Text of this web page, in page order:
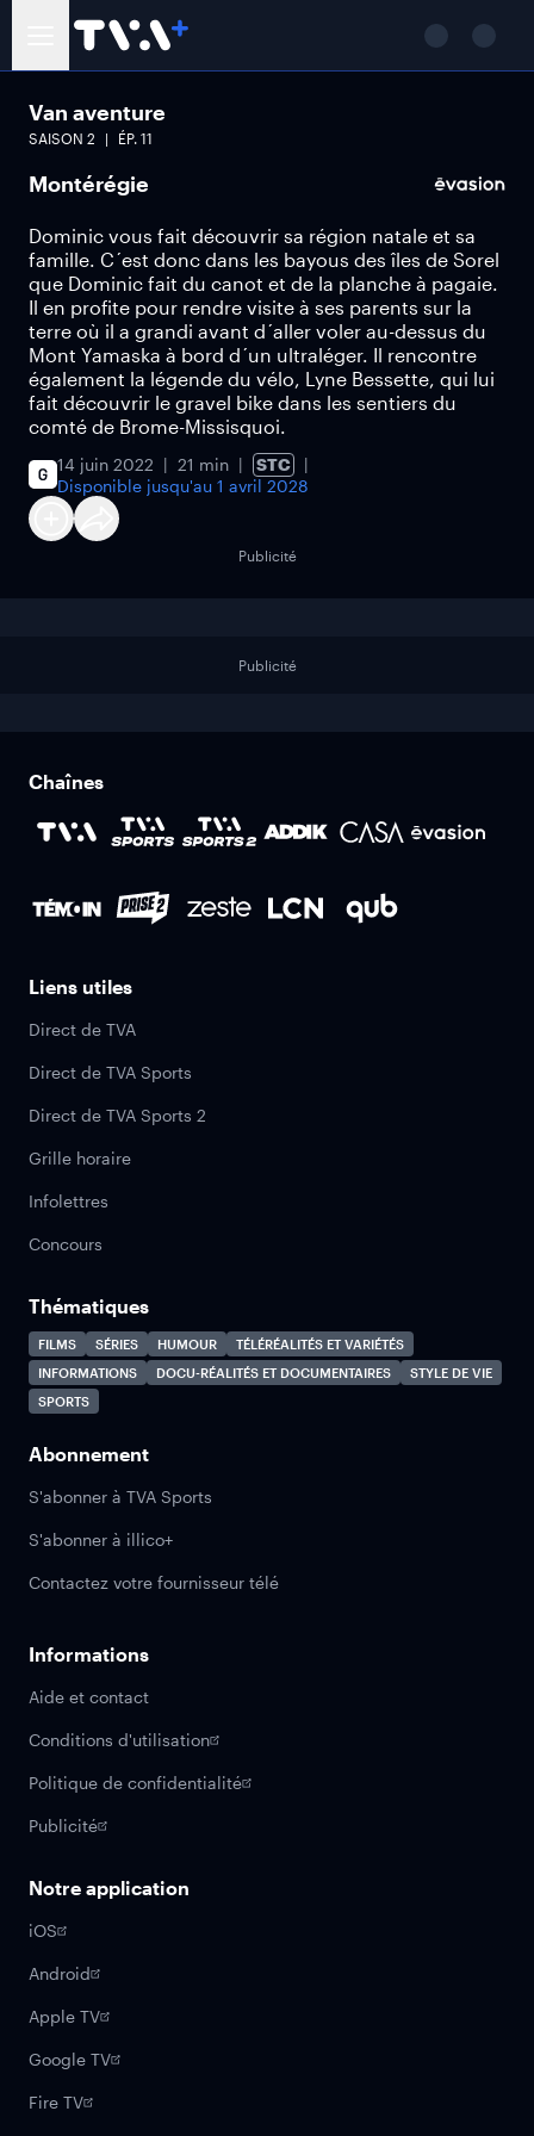
Van aventure
SAISON 2 ÉP. 11
Montérégie
Dominic vous fait découvrir sa région natale et sa
famille. C´est donc dans les bayous des îles de Sorel
que Dominic fait du canot et de la planche à pagaie.
Il en profite pour rendre visite à ses parents sur la
terre où il a grandi avant d´aller voler au-dessus du
Mont Yamaska à bord d´un ultraléger. Il rencontre
également la légende du vélo, Lyne Bessette, qui lui
fait découvrir le gravel bike dans les sentiers du
comté de Brome-Missisquoi.
14 juin 2022 21 min
STC
Disponible jusqu'au 1 avril 2028
Publicité
Publicité
Chaînes
Liens utiles
Direct de TVA
Direct de TVA Sports
Direct de TVA Sports 2
Grille horaire
Infolettres
Concours
Thématiques
FILMS SÉRIES HUMOUR
TÉLÉRÉALITÉS ET VARIÉTÉS
INFORMATIONS
DOCU-RÉALITÉS ET DOCUMENTAIRES
STYLE DE VIE
SPORTS
Abonnement
S'abonner à TVA Sports
S'abonner à illico+
Contactez votre fournisseur télé
Informations
Aide et contact
Conditions d'utilisation
Politique de confidentialité
Publicité
Notre application
iOS
Android
Apple TV
Google TV
Fire TV